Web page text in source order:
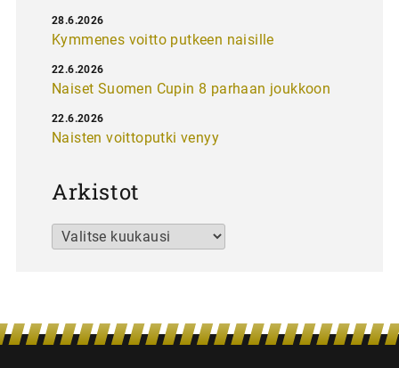
Kymmenes voitto putkeen naisille
28.6.2026
Naiset Suomen Cupin 8 parhaan joukkoon
22.6.2026
Naisten voittoputki venyy
22.6.2026
Arkistot
Arkistot